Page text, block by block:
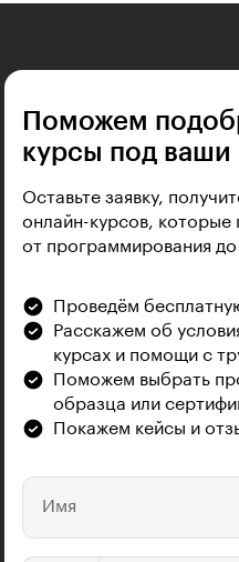
Поможем
курсы под ваши
Оставьте заявку,
онлайн-курсов, которые
от программирования
Проведём
Расскажем об
курсах и помощи с
Поможем выбрать
образца или
Покажем кейсы и
Имя